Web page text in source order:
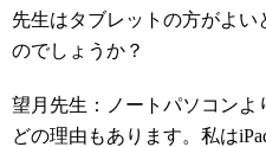
先生はタブレットの方がよ
のでしょうか？
望月先生：ノートパソコン
どの理由もあります。私は